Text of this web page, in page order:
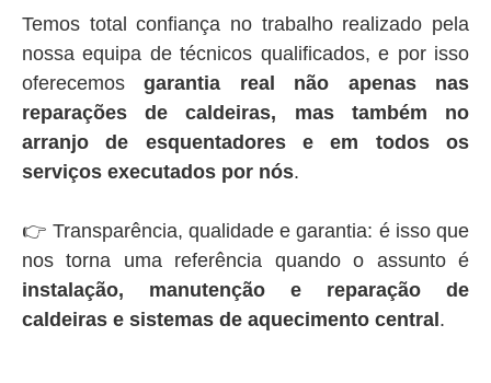
Temos total confiança no trabalho realizado pela
nossa equipa de técnicos qualificados, e por isso
oferecemosgarantia real não apenas nas
reparações de caldeiras, mas também no
arranjo de esquentadores e em todos os
serviços executados por nós.
👉 Transparência, qualidade e garantia: é isso que
nos torna uma referência quando o assunto é
instalação, manutenção e reparação de
caldeiras e sistemas de aquecimento central.